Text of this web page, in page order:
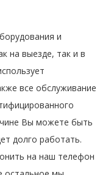
и
на выезде, так и в
все обслуживание
Вы можете быть
долго работать.
на наш телефон